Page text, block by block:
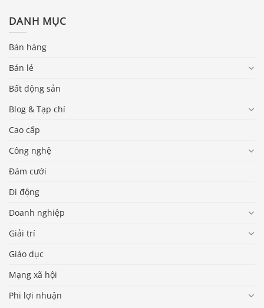
DANH MỤC
Bán hàng
Bán lẻ
Bất động sản
Blog & Tạp chí
Cao cấp
Công nghệ
Đám cưới
Di động
Doanh nghiệp
Giải trí
Giáo dục
Mạng xã hội
Phi lợi nhuận